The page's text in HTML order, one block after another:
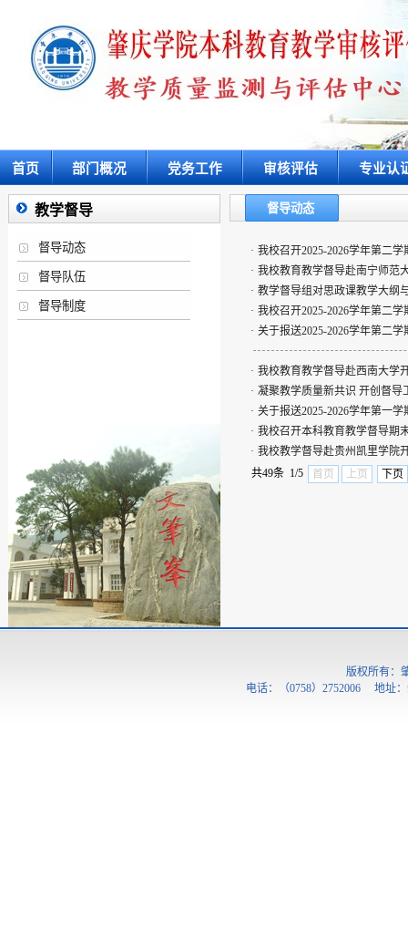
首页 部门概况 党务工作 审核评估 专业认
教学督导
督导动态
督导队伍
督导制度
督导动态
· 我校召开2025-2026学年第二
· 我校教育教学督导赴南宁师范
· 教学督导组对思政课教学大纲
· 我校召开2025-2026学年第二
· 关于报送2025-2026学年第二
· 我校教育教学督导赴西南大学
· 凝聚教学质量新共识 开创督
· 关于报送2025-2026学年第一
· 我校召开本科教育教学督导期
· 我校教学督导赴贵州凯里学院
共49条 1/5
首页 上页 下页
版权所有：
电话：（0758）2752006 地址